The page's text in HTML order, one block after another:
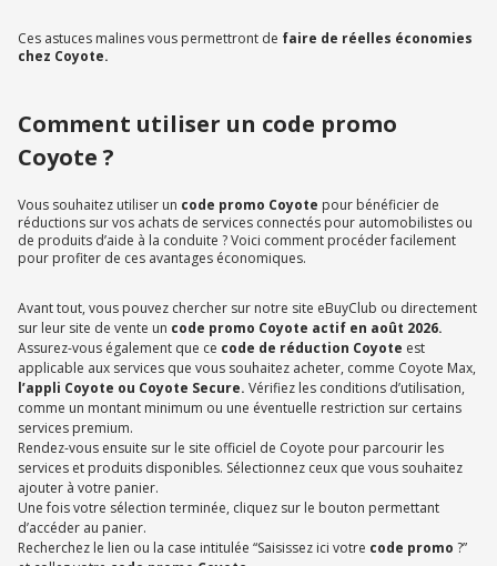
Ces astuces malines vous permettront de faire de réelles économies
chez Coyote.
Comment utiliser un code promo
Coyote ?
Vous souhaitez utiliser un code promo Coyote pour bénéficier de
réductions sur vos achats de services connectés pour automobilistes ou
de produits d’aide à la conduite ? Voici comment procéder facilement
pour profiter de ces avantages économiques.
Avant tout, vous pouvez chercher sur notre site eBuyClub ou directement
sur leur site de vente un code promo Coyote actif en août 2026.
Assurez-vous également que ce code de réduction Coyote est
applicable aux services que vous souhaitez acheter, comme Coyote Max,
l’appli Coyote ou Coyote Secure. Vérifiez les conditions d’utilisation,
comme un montant minimum ou une éventuelle restriction sur certains
services premium.
Rendez-vous ensuite sur le site officiel de Coyote pour parcourir les
services et produits disponibles. Sélectionnez ceux que vous souhaitez
ajouter à votre panier.
Une fois votre sélection terminée, cliquez sur le bouton permettant
d’accéder au panier.
Recherchez le lien ou la case intitulée “Saisissez ici votre code promo ?”